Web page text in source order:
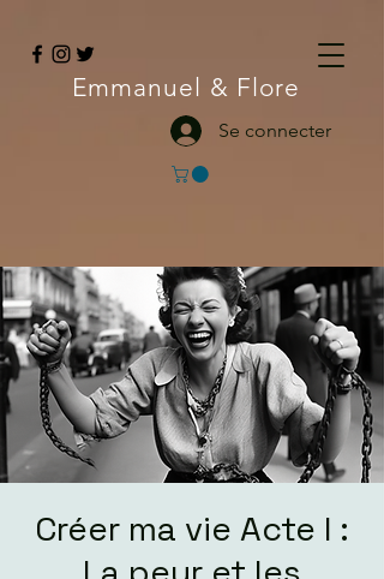
Emmanuel & Flore
Se connecter
Créer ma vie Acte I :